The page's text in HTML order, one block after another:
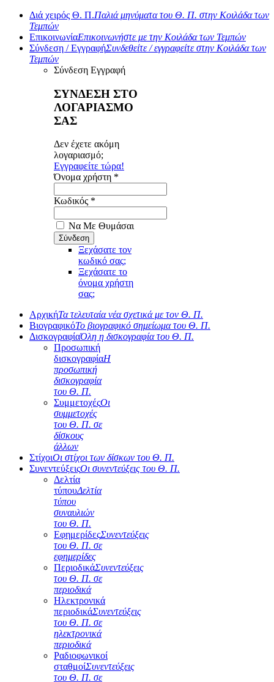
Διά χειρός Θ. Π.Παλιά μηνύματα του Θ. Π. στην Κοιλάδα των
Τεμπών
ΕπικοινωνίαΕπικοινωνήστε με την Κοιλάδα των Τεμπών
Σύνδεση / ΕγγραφήΣυνδεθείτε / εγγραφείτε στην Κοιλάδα των
Τεμπών
Σύνδεση Εγγραφή
ΣΥΝΔΕΣΗ ΣΤΟ
ΛΟΓΑΡΙΑΣΜΟ
ΣΑΣ
Δεν έχετε ακόμη
λογαριασμό;
Εγγραφείτε τώρα!
Όνομα χρήστη *
Κωδικός *
Να Με Θυμάσαι
Ξεχάσατε τον
κωδικό σας;
Ξεχάσατε το
όνομα χρήστη
σας;
ΑρχικήΤα τελευταία νέα σχετικά με τον Θ. Π.
ΒιογραφικόΤο βιογραφικό σημείωμα του Θ. Π.
ΔισκογραφίαΌλη η δισκογραφία του Θ. Π.
Προσωπική
δισκογραφίαΗ
προσωπική
δισκογραφία
του Θ. Π.
ΣυμμετοχέςΟι
συμμετοχές
του Θ. Π. σε
δίσκους
άλλων
ΣτίχοιΟι στίχοι των δίσκων του Θ. Π.
ΣυνεντεύξειςΟι συνεντεύξεις του Θ. Π.
Δελτία
τύπουΔελτία
τύπου
συναυλιών
του Θ. Π.
ΕφημερίδεςΣυνεντεύξεις
του Θ. Π. σε
εφημερίδες
ΠεριοδικάΣυνεντεύξεις
του Θ. Π. σε
περιοδικά
Ηλεκτρονικά
περιοδικάΣυνεντεύξεις
του Θ. Π. σε
ηλεκτρονικά
περιοδικά
Ραδιοφωνικοί
σταθμοίΣυνεντεύξεις
του Θ. Π. σε